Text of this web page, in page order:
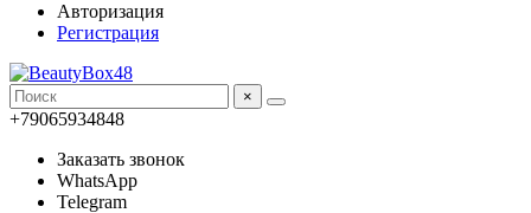
Авторизация
Регистрация
×
+79065934848
Заказать звонок
WhatsApp
Telegram